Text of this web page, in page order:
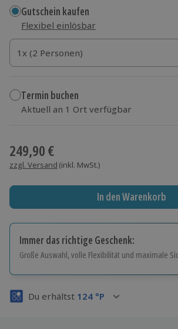
Gutschein kaufen
Flexibel einlösbar
1x (2 Personen)
1x (2 Personen)
1x (2 Personen)
Termin buchen
Aktuell an 1 Ort verfügbar
249,90 €
zzgl. Versand (inkl. MwSt.)
In den Warenkorb
Immer das richtige Geschenk:
Große Auswahl, volle Flexibilität und maximale
Volle Flexibilität
Du erhältst 124 °P